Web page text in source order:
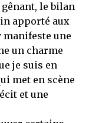
le bilan
apporté aux
une
un charme
je suis en
met en scène
et une